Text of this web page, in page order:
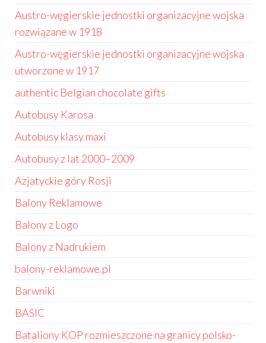
Austro-węgierskie jednostki organizacyjne wojska
rozwiązane w 1918
Austro-węgierskie jednostki organizacyjne wojska
utworzone w 1917
authentic Belgian chocolate gifts
Autobusy Karosa
Autobusy klasy maxi
Autobusy z lat 2000–2009
Azjatyckie góry Rosji
Balony Reklamowe
Balony z Logo
Balony z Nadrukiem
balony-reklamowe.pl
Barwniki
BASIC
Bataliony KOP rozmieszczone na granicy polsko-